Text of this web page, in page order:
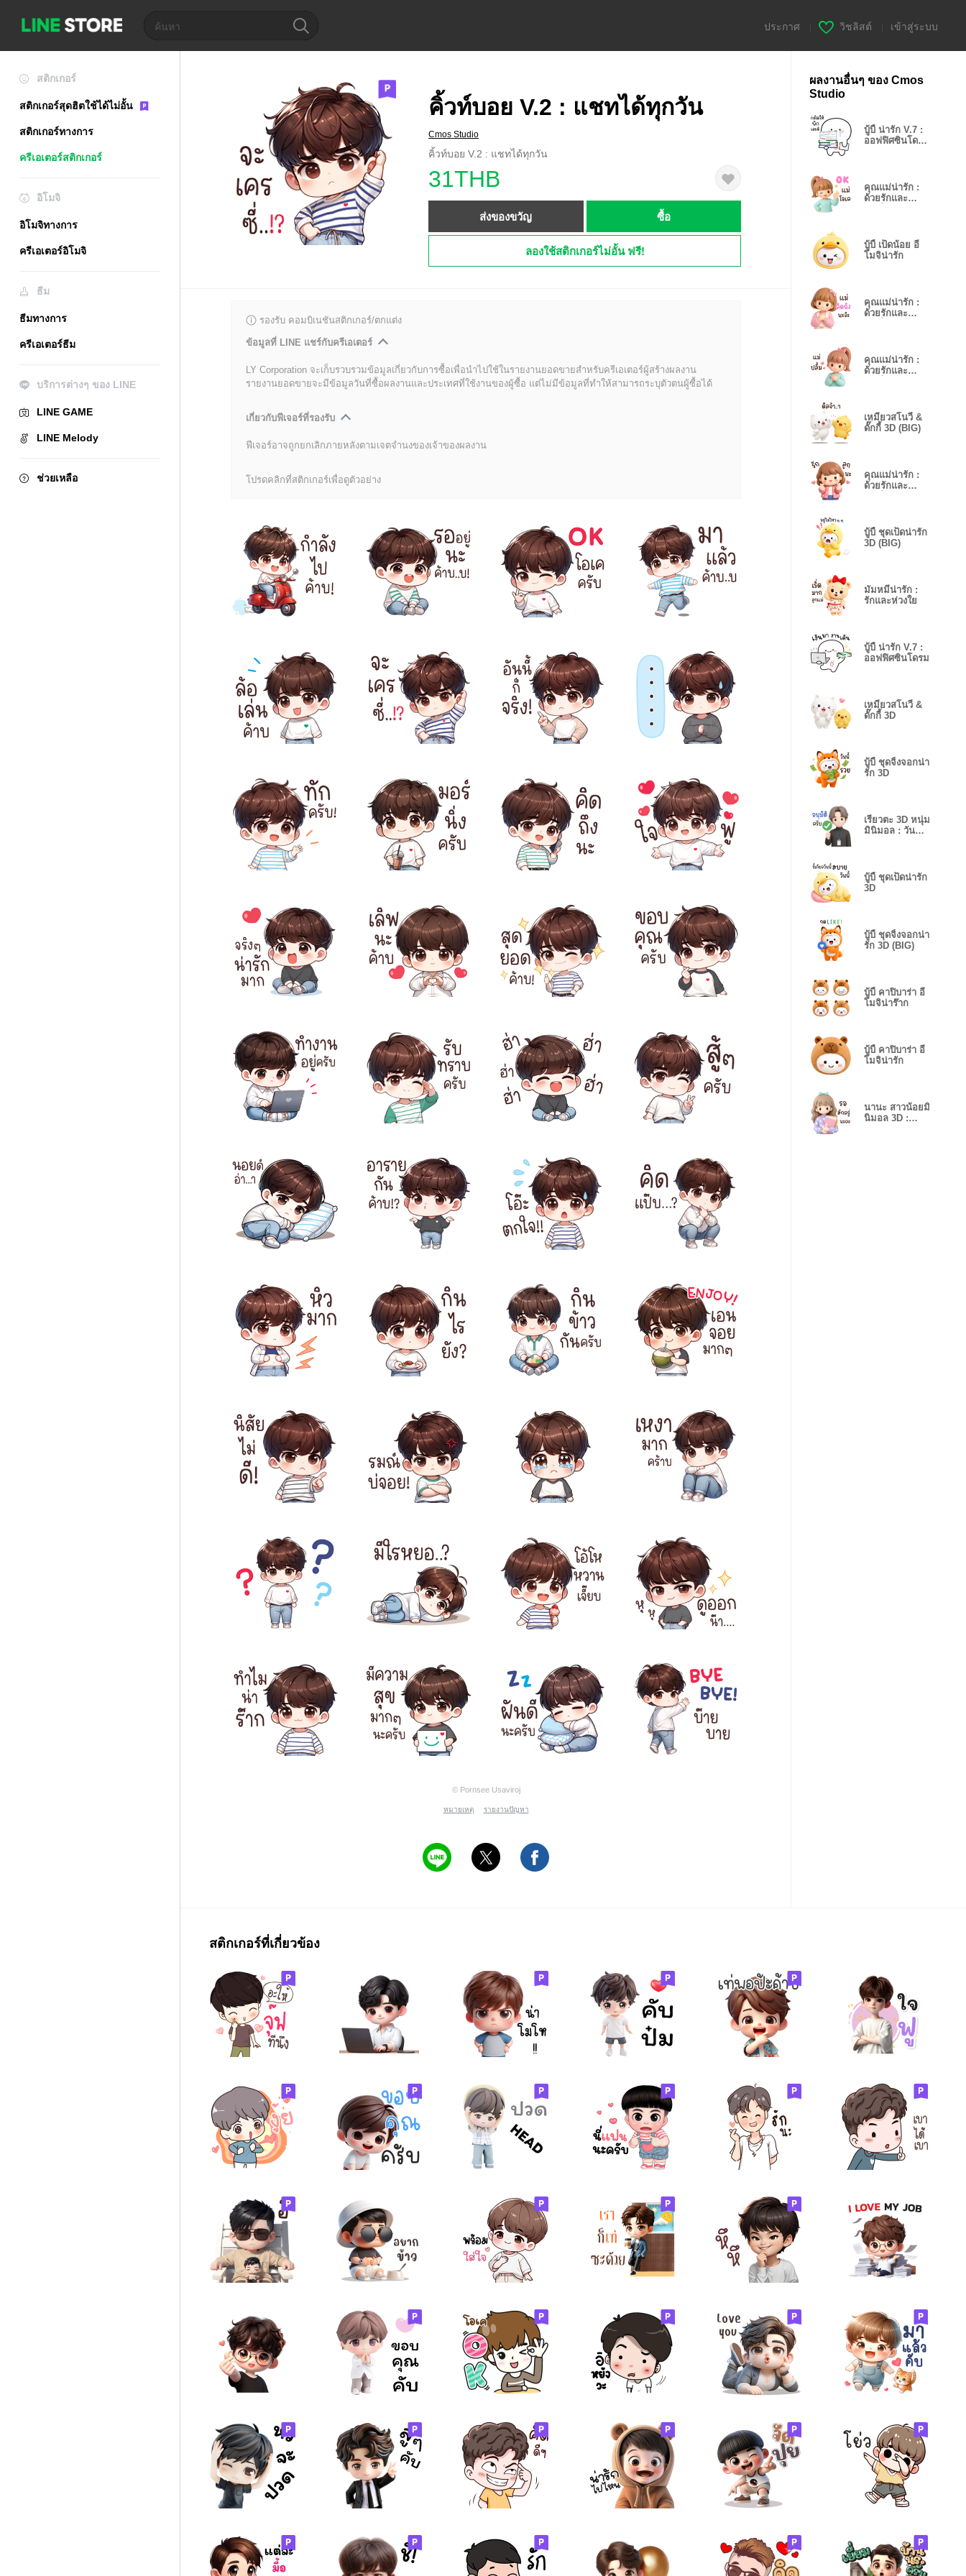
ประกาศ วิชลิสต์ เข้าสู่ระบบ
สติกเกอร์
สติกเกอร์สุดฮิตใช้ได้ไม่อั้น
สติกเกอร์ทางการ
ครีเอเตอร์สติกเกอร์
อิโมจิ
อิโมจิทางการ
ครีเอเตอร์อิโมจิ
ธีม
ธีมทางการ
ครีเอเตอร์ธีม
บริการต่างๆ ของ LINE
LINE GAME
LINE Melody
ช่วยเหลือ
คิ้วท์บอย V.2 : แชทได้ทุกวัน
Cmos Studio
คิ้วท์บอย V.2 : แชทได้ทุกวัน
31THB
ส่งของขวัญ ซื้อ
ลองใช้สติกเกอร์ไม่อั้น ฟรี!
รองรับ คอมบิเนชันสติกเกอร์/ตกแต่ง
ข้อมูลที่ LINE แชร์กับครีเอเตอร์
LY Corporation จะเก็บรวบรวมข้อมูลเกี่ยวกับการซื้อเพื่อนำไปใช้ในรายงานยอดขายสำหรับครีเอเตอร์ผู้สร้างผลงาน
รายงานยอดขายจะมีข้อมูลวันที่ซื้อผลงานและประเทศที่ใช้งานของผู้ซื้อ แต่ไม่มีข้อมูลที่ทำให้สามารถระบุตัวตนผู้ซื้อได้
เกี่ยวกับฟีเจอร์ที่รองรับ
ฟีเจอร์อาจถูกยกเลิกภายหลังตามเจตจำนงของเจ้าของผลงาน
โปรดคลิกที่สติกเกอร์เพื่อดูตัวอย่าง
© Pornsee Usaviroj
หมายเหตุ รายงานปัญหา
ผลงานอื่นๆ ของ Cmos
Studio
บู้บี้ น่ารัก V.7 :
ออฟฟิศซินโดรม
คุณแม่น่ารัก :
ด้วยรักและ
บู้บี้ เป็ดน้อย อี
โมจิน่ารัก
คุณแม่น่ารัก :
ด้วยรักและ
คุณแม่น่ารัก :
ด้วยรักและ
เหมียวสโนวี่ &
ดั๊กกี้ 3D (BIG)
คุณแม่น่ารัก :
ด้วยรักและ
บู้บี้ ชุดเป็ดน่ารัก
3D (BIG)
มัมหมีน่ารัก :
รักและห่วงใย
บู้บี้ น่ารัก V.7 :
ออฟฟิศซินโดรม
เหมียวสโนวี่ &
ดั๊กกี้ 3D
บู้บี้ ชุดจิ้งจอกน่า
รัก 3D
เรียวตะ 3D หนุ่ม
มินิมอล : วัน
บู้บี้ ชุดเป็ดน่ารัก
3D
บู้บี้ ชุดจิ้งจอกน่า
รัก 3D (BIG)
บู้บี้ คาปิบาร่า อี
โมจิน่าร๊าก
บู้บี้ คาปิบาร่า อี
โมจิน่ารัก
นานะ สาวน้อยมิ
นิมอล 3D :
สติกเกอร์ที่เกี่ยวข้อง